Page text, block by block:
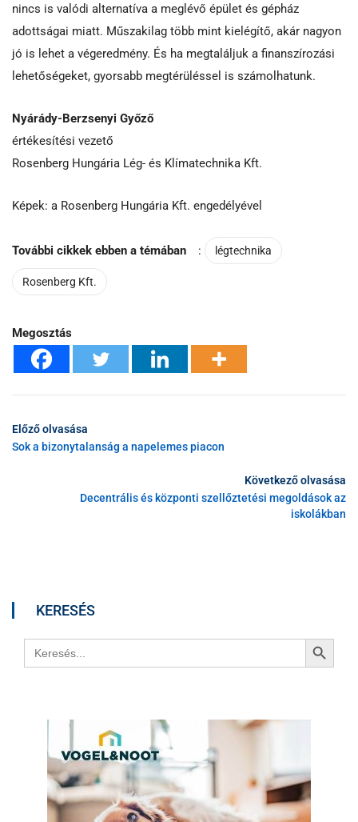
nincs is valódi alternatíva a meglévő épület és gépház
adottságai miatt. Műszakilag több mint kielégítő, akár nagyon
jó is lehet a végeredmény. És ha megtaláljuk a finanszírozási
lehetőségeket, gyorsabb megtérüléssel is számolhatunk.
Nyárády-Berzsenyi Győző
értékesítési vezető
Rosenberg Hungária Lég- és Klímatechnika Kft.
Képek: a Rosenberg Hungária Kft. engedélyével
További cikkek ebben a témában : légtechnika
Rosenberg Kft.
Megosztás
Előző olvasása
Sok a bizonytalanság a napelemes piacon
Következő olvasása
Decentrális és központi szellőztetési megoldások az
iskolákban
KERESÉS
Search
for:
Search Button